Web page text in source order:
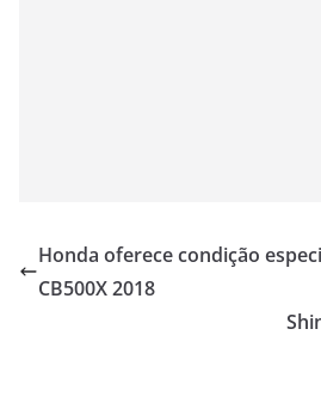
Honda oferece condição
CB500X 2018